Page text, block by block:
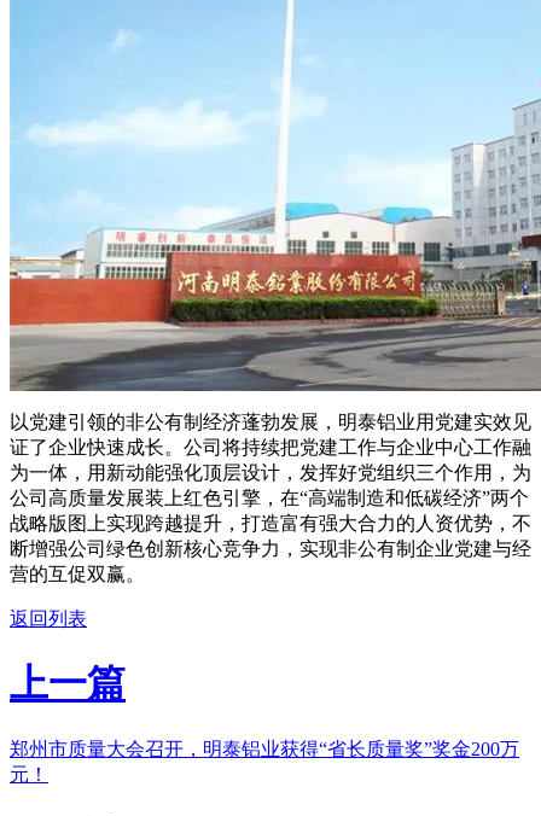
以党建引领的非公有制经济蓬勃发展，明泰铝业用党建实效见
证了企业快速成长。公司将持续把党建工作与企业中心工作融
为一体，用新动能强化顶层设计，发挥好党组织三个作用，为
公司高质量发展装上红色引擎，在“高端制造和低碳经济”两个
战略版图上实现跨越提升，打造富有强大合力的人资优势，不
断增强公司绿色创新核心竞争力，实现非公有制企业党建与经
营的互促双赢。
返回列表
上一篇
郑州市质量大会召开，明泰铝业获得“省长质量奖”奖金200万
元！